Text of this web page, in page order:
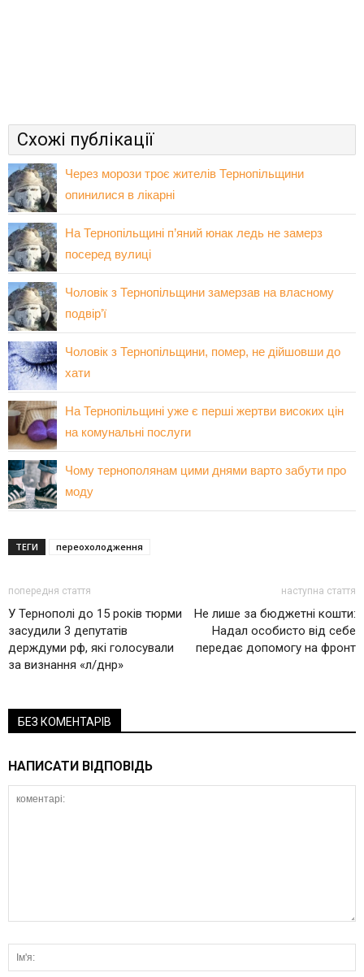
Схожі публікації
Через морози троє жителів Тернопільщини
опинилися в лікарні
На Тернопільщині п’яний юнак ледь не замерз
посеред вулиці
Чоловік з Тернопільщини замерзав на власному
подвір’ї
Чоловік з Тернопільщини, помер, не дійшовши до
хати
На Тернопільщині уже є перші жертви високих цін
на комунальні послуги
Чому тернополянам цими днями варто забути про
моду
ТЕГИ переохолодження
попередня стаття
У Тернополі до 15 років тюрми
засудили 3 депутатів
держдуми рф, які голосували
за визнання «л/днр»
наступна стаття
Не лише за бюджетні кошти:
Надал особисто від себе
передає допомогу на фронт
БЕЗ КОМЕНТАРІВ
НАПИСАТИ ВІДПОВІДЬ